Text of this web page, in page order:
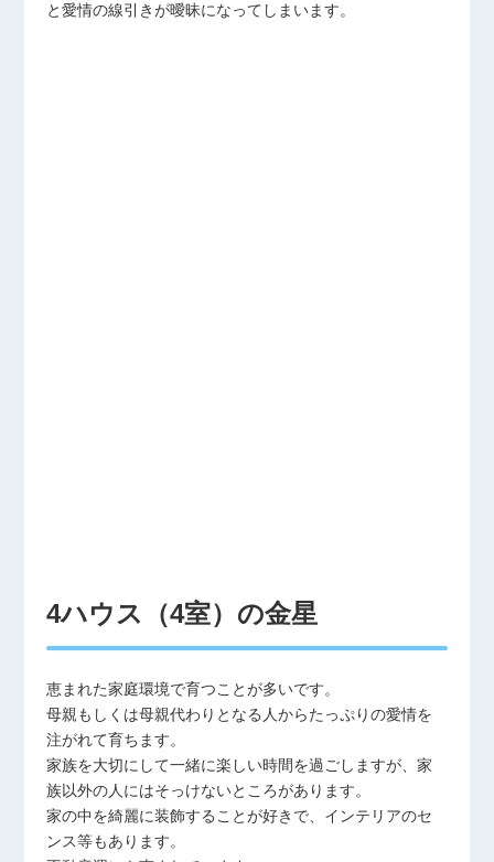
と愛情の線引きが曖昧になってしまいます。
4ハウス（4室）の金星
恵まれた家庭環境で育つことが多いです。
母親もしくは母親代わりとなる人からたっぷりの愛情を
注がれて育ちます。
家族を大切にして一緒に楽しい時間を過ごしますが、家
族以外の人にはそっけないところがあります。
家の中を綺麗に装飾することが好きで、インテリアのセ
ンス等もあります。